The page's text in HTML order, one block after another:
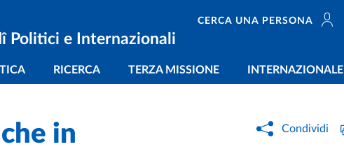
Politici e Internazionali
CERCA UNA PERSONA
RICERCA TERZA MISSIONE INTERNAZIONALE
in
Condividi